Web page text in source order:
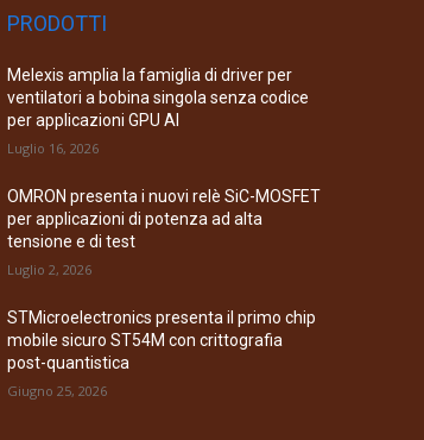
PRODOTTI
Melexis amplia la famiglia di driver per
ventilatori a bobina singola senza codice
per applicazioni GPU AI
Luglio 16, 2026
OMRON presenta i nuovi relè SiC-MOSFET
per applicazioni di potenza ad alta
tensione e di test
Luglio 2, 2026
STMicroelectronics presenta il primo chip
mobile sicuro ST54M con crittografia
post-quantistica
Giugno 25, 2026